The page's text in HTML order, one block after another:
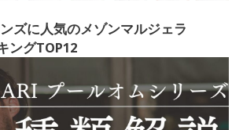
ンズに人気のメゾンマルジェラ
ングTOP12